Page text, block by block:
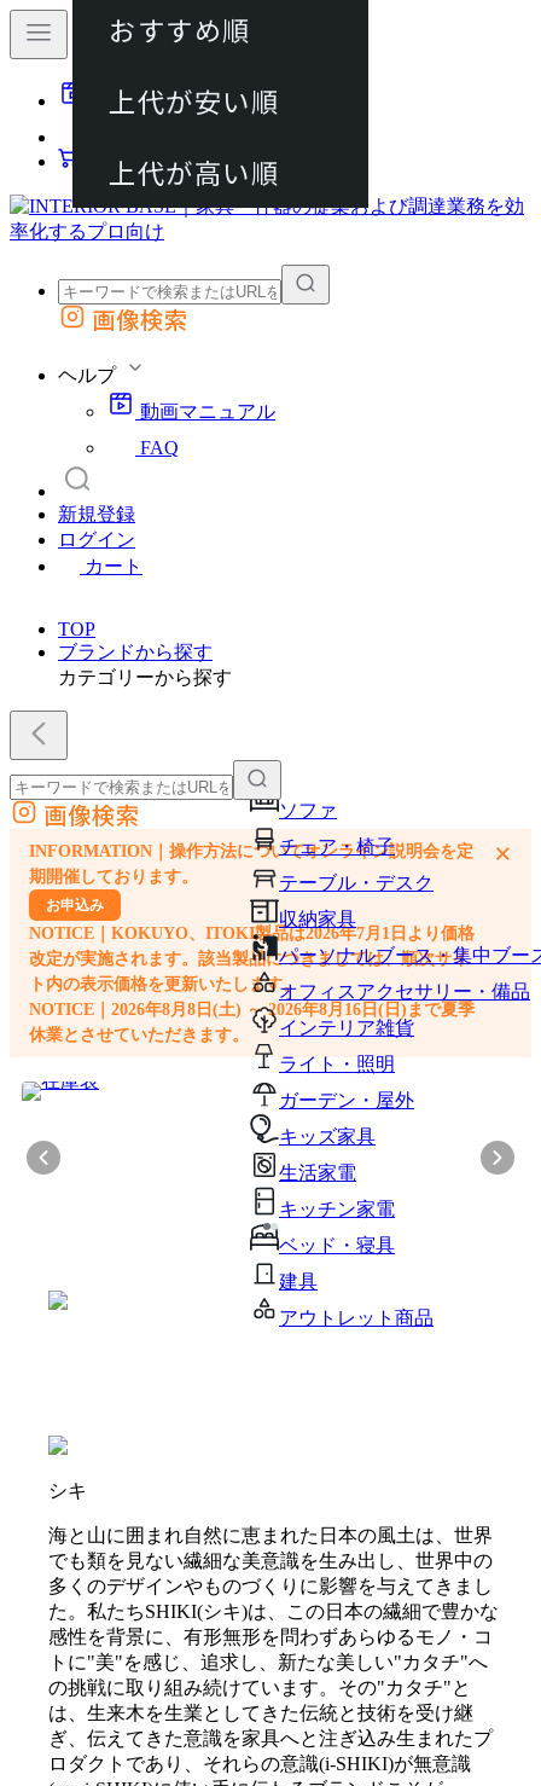
動画マニュアル
カート
外部サイトの商品をカートに追加
画像検索
ヘルプ
動画マニュアル
FAQ
新規登録
ログイン
カート
TOP
ブランドから探す
カテゴリーから探す
ソファ
チェア・椅子
テーブル・デスク
収納家具
パーソナルブース・集中ブー
オフィスアクセサリー・備品
インテリア雑貨
ライト・照明
ガーデン・屋外
キッズ家具
生活家電
キッチン家電
ベッド・寝具
建具
アウトレット商品
外部サイトの商品をカートに追加
他のサイトで見つけた商品ページのURLを貼り付けて、カートに追加できます
画像検索
INFORMATION｜操作方法についてオンライン説明会を定
期開催しております。
お申込み
NOTICE｜KOKUYO、ITOKI製品は2026年7月1日より価格
改定が実施されます。該当製品につきましては、順次サイ
ト内の表示価格を更新いたします。
NOTICE｜2026年8月8日(土) ～ 2026年8月16日(日)まで夏季
休業とさせていただきます。
×
シキ
海と山に囲まれ自然に恵まれた日本の風土は、世界
でも類を見ない繊細な美意識を生み出し、世界中の
多くのデザインやものづくりに影響を与えてきまし
た。私たちSHIKI(シキ)は、この日本の繊細で豊かな
感性を背景に、有形無形を問わずあらゆるモノ・コ
トに"美"を感じ、追求し、新たな美しい"カタチ"へ
の挑戦に取り組み続けています。その"カタチ"と
は、生来木を生業としてきた伝統と技術を受け継
ぎ、伝えてきた意識を家具へと注ぎ込み生まれたプ
ロダクトであり、それらの意識(i-SHIKI)が無意識
おすすめ順
上代が安い順
上代が高い順